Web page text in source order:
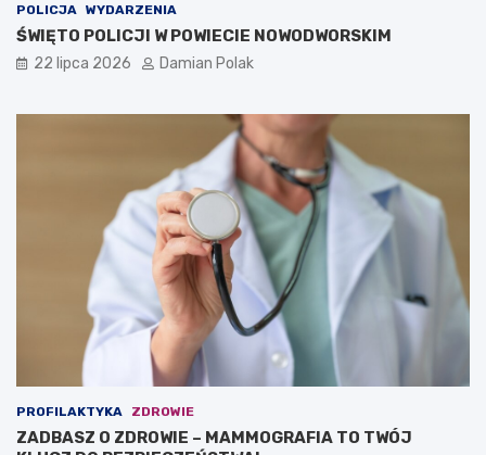
POLICJA WYDARZENIA
ŚWIĘTO POLICJI W POWIECIE NOWODWORSKIM
22 lipca 2026 Damian Polak
PROFILAKTYKA ZDROWIE
ZADBASZ O ZDROWIE – MAMMOGRAFIA TO TWÓJ